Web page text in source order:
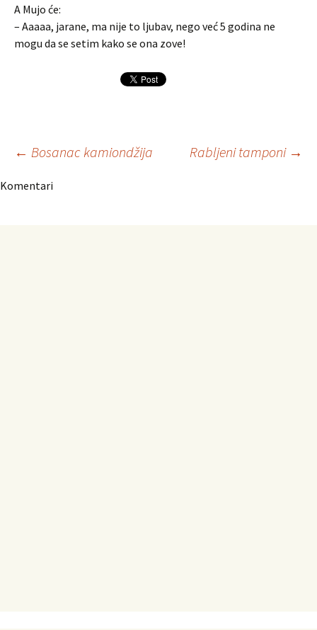
A Mujo će:
– Aaaaa, jarane, ma nije to ljubav, nego već 5 godina ne
mogu da se setim kako se ona zove!
Navigacija
← Bosanac kamiondžija Rabljeni tamponi →
Komentari